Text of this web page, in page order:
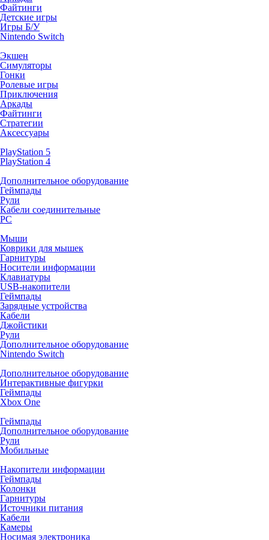
Файтинги
Детские игры
Игры Б/У
Nintendo Switch
Экшен
Симуляторы
Гонки
Ролевые игры
Приключения
Аркады
Файтинги
Стратегии
Аксессуары
PlayStation 5
PlayStation 4
Дополнительное оборудование
Геймпады
Рули
Кабели соединительные
PC
Мыши
Коврики для мышек
Гарнитуры
Носители информации
Клавиатуры
USB-накопители
Геймпады
Зарядные устройства
Кабели
Джойстики
Рули
Дополнительное оборудование
Nintendo Switch
Дополнительное оборудование
Интерактивные фигурки
Геймпады
Xbox One
Геймпады
Дополнительное оборудование
Рули
Мобильные
Накопители информации
Геймпады
Колонки
Гарнитуры
Источники питания
Кабели
Камеры
Носимая электроника